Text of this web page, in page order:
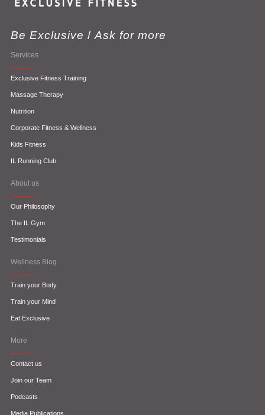
Be Exclusive / Ask for more
Services
Exclusive Fitness Training
Massage Therapy
Nutrition
Corporate Fitness & Wellness
Kids Fitness
IL Running Club
About us
Our Philosophy
The IL Gym
Testimonials
Wellness Blog
Train your Body
Train your Mind
Eat Exclusive
More
Contact us
Join our Team
Podcasts
Media Publications